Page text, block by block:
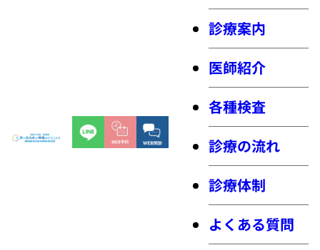
診療案内
医師紹介
各種検査
診療の流れ
診療体制
よくある質問